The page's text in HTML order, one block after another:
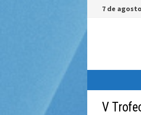
Saltar7 de
V